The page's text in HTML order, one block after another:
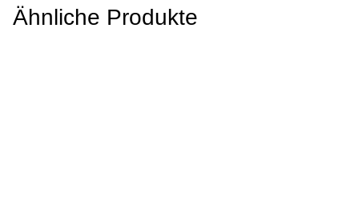
Ähnliche Produkte